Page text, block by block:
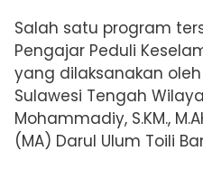
Salah satu program
Pengajar Peduli
yang dilaksanakan
Sulawesi Tengah
Mohammadiy, S.KM.,
(MA) Darul Ulum Toili